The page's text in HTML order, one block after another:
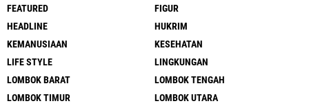
FEATURED
FIGUR
HEADLINE
HUKRIM
KEMANUSIAAN
KESEHATAN
LIFE STYLE
LINGKUNGAN
LOMBOK BARAT
LOMBOK TENGAH
LOMBOK TIMUR
LOMBOK UTARA